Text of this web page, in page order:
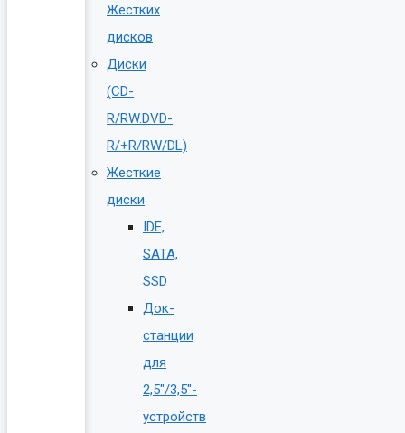
Жёстких
дисков
Диски
(CD-
R/RW.DVD-
R/+R/RW/DL)
Жесткие
диски
IDE,
SATA,
SSD
Док-
станции
для
2,5″/3,5″-
устройств